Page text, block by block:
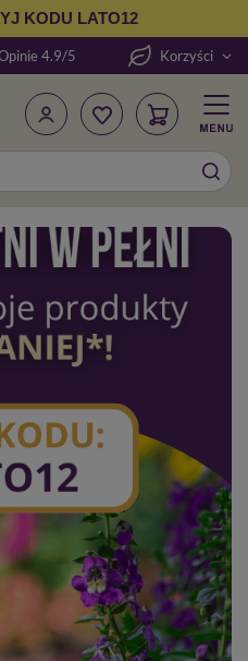
KODU LATO12
4.9/5 Korzyści